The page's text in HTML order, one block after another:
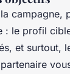
campagne,
: le profil
et surtout,